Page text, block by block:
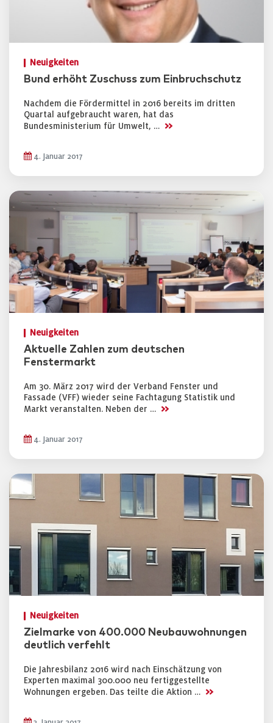
Neuigkeiten
Bund erhöht Zuschuss zum Einbruchschutz
Nachdem die Fördermittel in 2016 bereits im dritten
Quartal aufgebraucht waren, hat das
Bundesministerium für Umwelt, … >>
4. Januar 2017
Neuigkeiten
Aktuelle Zahlen zum deutschen
Fenstermarkt
Am 30. März 2017 wird der Verband Fenster und
Fassade (VFF) wieder seine Fachtagung Statistik und
Markt veranstalten. Neben der … >>
4. Januar 2017
Neuigkeiten
Zielmarke von 400.000 Neubauwohnungen
deutlich verfehlt
Die Jahresbilanz 2016 wird nach Einschätzung von
Experten maximal 300.000 neu fertiggestellte
Wohnungen ergeben. Das teilte die Aktion … >>